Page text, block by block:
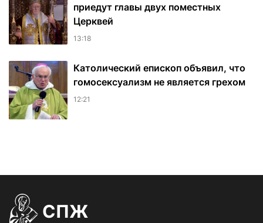
приедут главы двух поместных
Церквей
13:18
Католический епископ объявил, что
гомосексуализм не является грехом
12:21
СПЖ